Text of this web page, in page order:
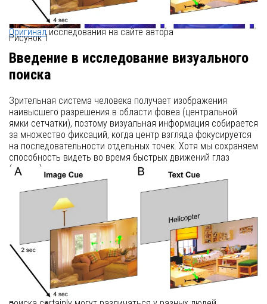
Рисунок 1
Оригиналисследования на сайте автора
Введение в исследование визуального
поиска
Зрительная система человека получает изображения
наивысшего разрешения в области фовеа (центральной
ямки сетчатки), поэтому визуальная информация собирается
за множество фиксаций, когда центр взгляда фокусируется
на последовательности отдельных точек. Хотя мы сохраняем
способность видеть во время быстрых движений глаз
(саккад), чувствительность значительно снижается,
поскольку фовеа перемещается между точками с высокой
скоростью. По этой причине мы двигаем глазами часто (от 2
до 4 раз в секунду), чтобы фиксироваться на новых локациях
и синтезировать целостное представление об изображении
или сцене, которую мы исследуем.
Обширные исследования направлены на выявление
факторов, которые направляют поведение взгляда, и того,
какие особенности изображения влияют на переход от одной
фиксации к другой, особенно при просмотре
натуралистических сцен. Хотя точные паттерны визуального